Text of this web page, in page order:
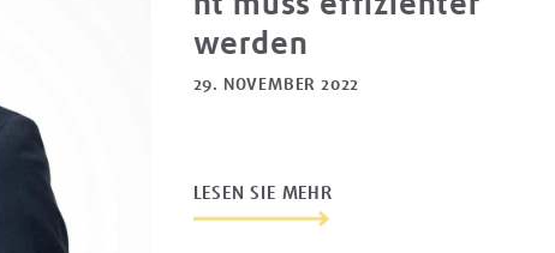
werden
29. NOVEMBER 2022
LESEN SIE MEHR